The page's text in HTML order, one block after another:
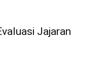
Jajaran